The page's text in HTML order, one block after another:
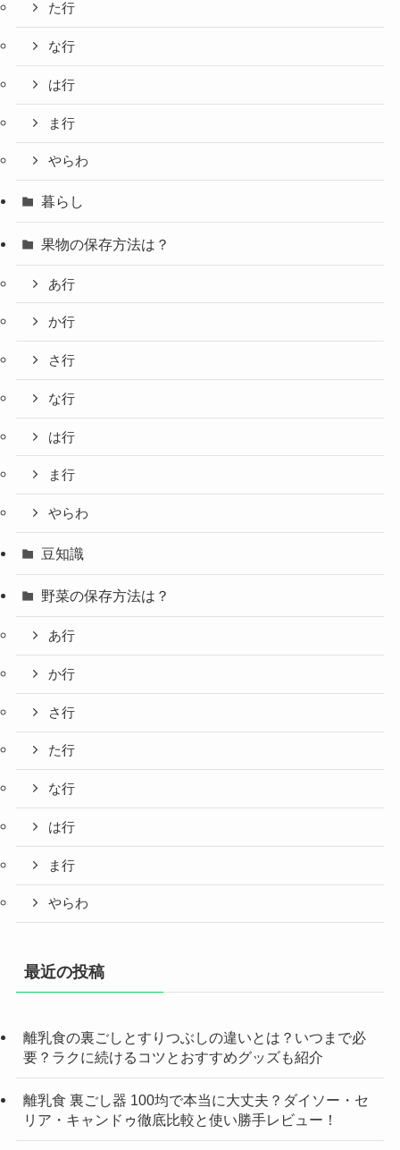
た行
な行
は行
ま行
やらわ
暮らし
果物の保存方法は？
あ行
か行
さ行
な行
は行
ま行
やらわ
豆知識
野菜の保存方法は？
あ行
か行
さ行
た行
な行
は行
ま行
やらわ
最近の投稿
離乳食の裏ごしとすりつぶしの違いとは？いつまで必
要？ラクに続けるコツとおすすめグッズも紹介
離乳食 裏ごし器 100均で本当に大丈夫？ダイソー・セ
リア・キャンドゥ徹底比較と使い勝手レビュー！